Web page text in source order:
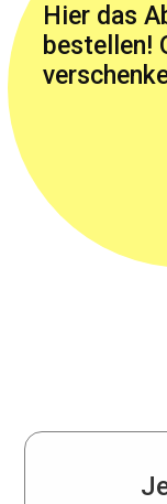
Hier das
bestellen!